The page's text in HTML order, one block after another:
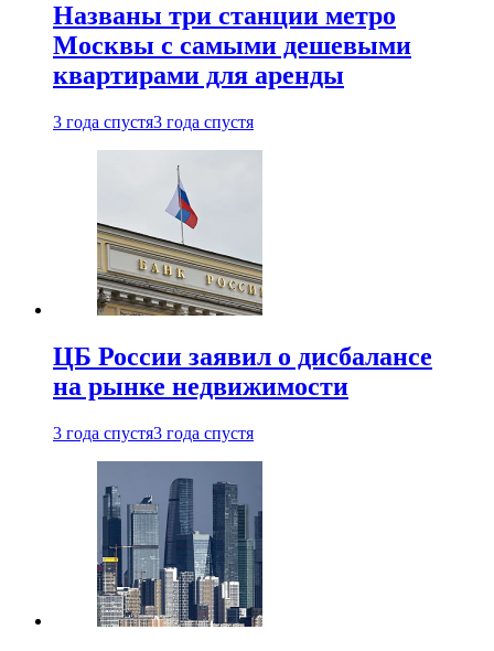
Названы три станции метро
Москвы с самыми дешевыми
квартирами для аренды
3 года спустя3 года спустя
ЦБ России заявил о дисбалансе
на рынке недвижимости
3 года спустя3 года спустя